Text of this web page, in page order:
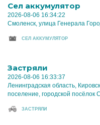
Cел аккумулятор
2026-08-06 16:34:22
Смоленск, улица Генерала
CЕЛ АККУМУЛЯТОР
Застряли
2026-08-06 16:33:37
Ленинградская область,
поселение, городской посёлок
ЗАСТРЯЛИ